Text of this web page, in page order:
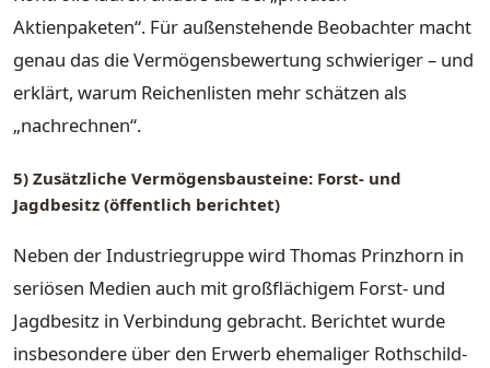
Aktienpaketen“. Für außenstehende Beobachter macht
genau das die Vermögensbewertung schwieriger – und
erklärt, warum Reichenlisten mehr schätzen als
„nachrechnen“.
5) Zusätzliche Vermögensbausteine: Forst- und
Jagdbesitz (öffentlich berichtet)
Neben der Industriegruppe wird Thomas Prinzhorn in
seriösen Medien auch mit großflächigem Forst- und
Jagdbesitz in Verbindung gebracht. Berichtet wurde
insbesondere über den Erwerb ehemaliger Rothschild-